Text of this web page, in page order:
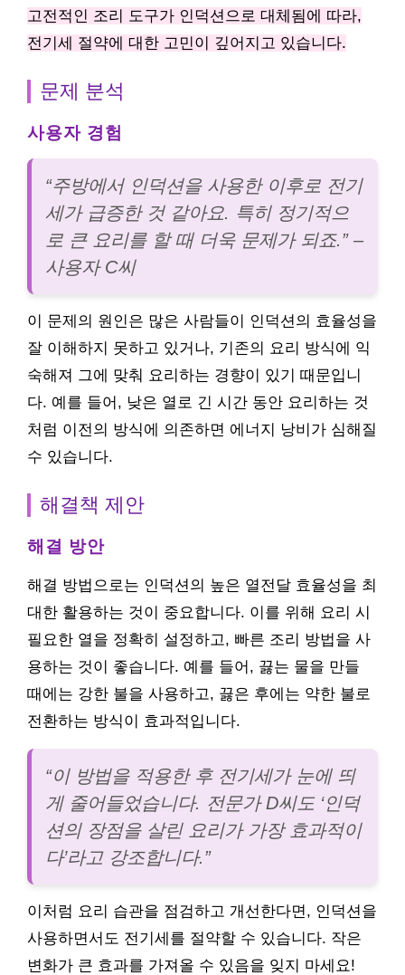
고전적인 조리 도구가 인덕션으로 대체됨에 따라,
전기세 절약에 대한 고민이 깊어지고 있습니다.
문제 분석
사용자 경험
“주방에서 인덕션을 사용한 이후로 전기
세가 급증한 것 같아요. 특히 정기적으
로 큰 요리를 할 때 더욱 문제가 되죠.” –
사용자 C씨
이 문제의 원인은 많은 사람들이 인덕션의 효율성을
잘 이해하지 못하고 있거나, 기존의 요리 방식에 익
숙해져 그에 맞춰 요리하는 경향이 있기 때문입니
다. 예를 들어, 낮은 열로 긴 시간 동안 요리하는 것
처럼 이전의 방식에 의존하면 에너지 낭비가 심해질
수 있습니다.
해결책 제안
해결 방안
해결 방법으로는 인덕션의 높은 열전달 효율성을 최
대한 활용하는 것이 중요합니다. 이를 위해 요리 시
필요한 열을 정확히 설정하고, 빠른 조리 방법을 사
용하는 것이 좋습니다. 예를 들어, 끓는 물을 만들
때에는 강한 불을 사용하고, 끓은 후에는 약한 불로
전환하는 방식이 효과적입니다.
“이 방법을 적용한 후 전기세가 눈에 띄
게 줄어들었습니다. 전문가 D씨도 ‘인덕
션의 장점을 살린 요리가 가장 효과적이
다’라고 강조합니다.”
이처럼 요리 습관을 점검하고 개선한다면, 인덕션을
사용하면서도 전기세를 절약할 수 있습니다. 작은
변화가 큰 효과를 가져올 수 있음을 잊지 마세요!